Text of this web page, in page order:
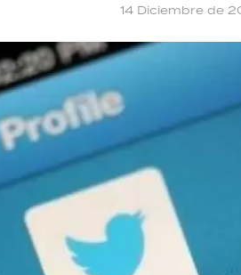
14 Diciembre de